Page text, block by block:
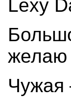
Lexy
желаю
Чужая